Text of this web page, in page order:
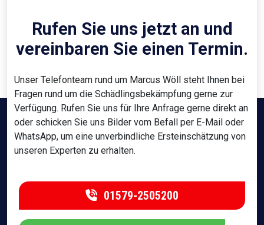
Rufen Sie uns jetzt an und
vereinbaren Sie einen Termin.
Unser Telefonteam rund um Marcus Wöll steht Ihnen bei
Fragen rund um die Schädlingsbekämpfung gerne zur
Verfügung. Rufen Sie uns für Ihre Anfrage gerne direkt an
oder schicken Sie uns Bilder vom Befall per E-Mail oder
WhatsApp, um eine unverbindliche Ersteinschätzung von
unseren Experten zu erhalten.
01579-2505200